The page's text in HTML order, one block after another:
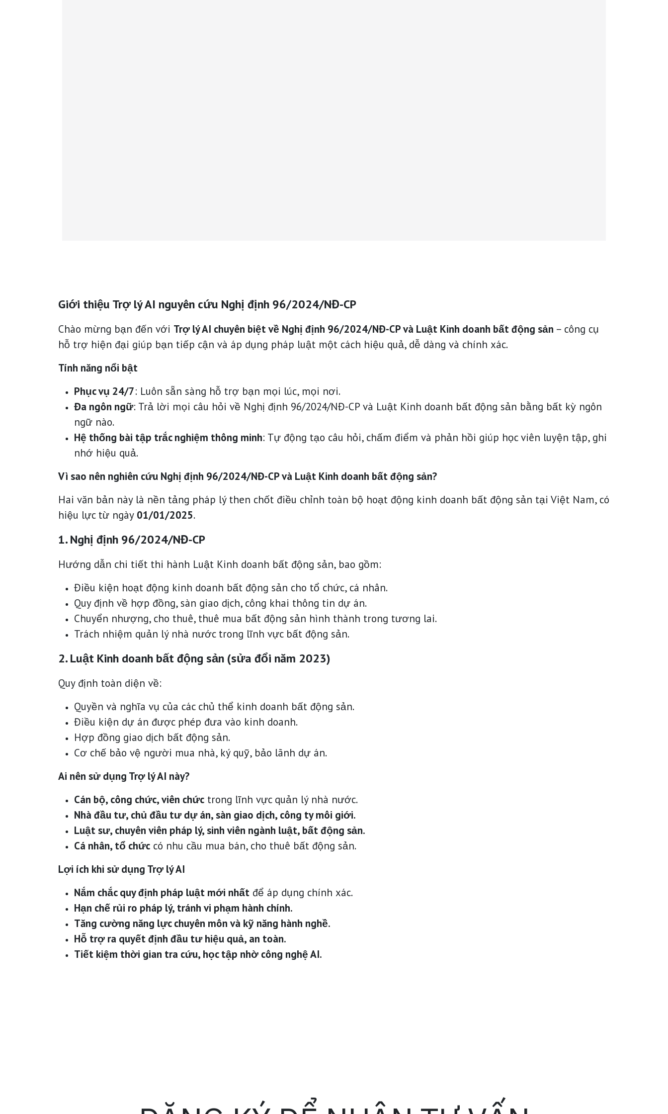
Giới thiệu Trợ lý AI nguyên cứu Nghị định 96/2024/NĐ-CP
Chào mừng bạn đến với Trợ lý AI chuyên biệt về Nghị định 96/2024/NĐ-CP và Luật Kinh doanh bất động sản – công cụ
hỗ trợ hiện đại giúp bạn tiếp cận và áp dụng pháp luật một cách hiệu quả, dễ dàng và chính xác.
Tính năng nổi bật
Phục vụ 24/7: Luôn sẵn sàng hỗ trợ bạn mọi lúc, mọi nơi.
Đa ngôn ngữ: Trả lời mọi câu hỏi về Nghị định 96/2024/NĐ-CP và Luật Kinh doanh bất động sản bằng bất kỳ ngôn
ngữ nào.
Hệ thống bài tập trắc nghiệm thông minh: Tự động tạo câu hỏi, chấm điểm và phản hồi giúp học viên luyện tập, ghi
nhớ hiệu quả.
Vì sao nên nghiên cứu Nghị định 96/2024/NĐ-CP và Luật Kinh doanh bất động sản?
Hai văn bản này là nền tảng pháp lý then chốt điều chỉnh toàn bộ hoạt động kinh doanh bất động sản tại Việt Nam, có
hiệu lực từ ngày 01/01/2025.
1. Nghị định 96/2024/NĐ-CP
Hướng dẫn chi tiết thi hành Luật Kinh doanh bất động sản, bao gồm:
Điều kiện hoạt động kinh doanh bất động sản cho tổ chức, cá nhân.
Quy định về hợp đồng, sàn giao dịch, công khai thông tin dự án.
Chuyển nhượng, cho thuê, thuê mua bất động sản hình thành trong tương lai.
Trách nhiệm quản lý nhà nước trong lĩnh vực bất động sản.
2. Luật Kinh doanh bất động sản (sửa đổi năm 2023)
Quy định toàn diện về:
Quyền và nghĩa vụ của các chủ thể kinh doanh bất động sản.
Điều kiện dự án được phép đưa vào kinh doanh.
Hợp đồng giao dịch bất động sản.
Cơ chế bảo vệ người mua nhà, ký quỹ, bảo lãnh dự án.
Ai nên sử dụng Trợ lý AI này?
Cán bộ, công chức, viên chức trong lĩnh vực quản lý nhà nước.
Nhà đầu tư, chủ đầu tư dự án, sàn giao dịch, công ty môi giới.
Luật sư, chuyên viên pháp lý, sinh viên ngành luật, bất động sản.
Cá nhân, tổ chức có nhu cầu mua bán, cho thuê bất động sản.
Lợi ích khi sử dụng Trợ lý AI
Nắm chắc quy định pháp luật mới nhất để áp dụng chính xác.
Hạn chế rủi ro pháp lý, tránh vi phạm hành chính.
Tăng cường năng lực chuyên môn và kỹ năng hành nghề.
Hỗ trợ ra quyết định đầu tư hiệu quả, an toàn.
Tiết kiệm thời gian tra cứu, học tập nhờ công nghệ AI.